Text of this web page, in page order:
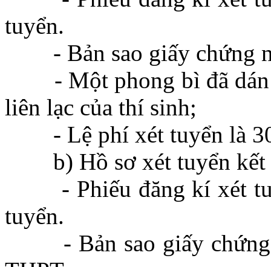
tuyển.
- Bản sao giấy chứng
- Một phong bì đã dán
liên lạc của thí sinh;
- Lệ phí xét tuyển là
b) Hồ sơ xét tuyển kết
- Phiếu đăng kí xét
tuyển.
- Bản sao giấy chứng